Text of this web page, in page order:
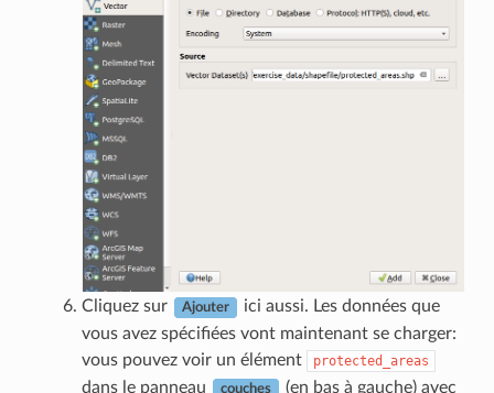
Cliquez sur Ajouter
ici aussi. Les données que
vous avez spécifiées vont maintenant se charger:
vous pouvez voir un élément
protected_areas
dans le panneau couches (en bas à gauche) avec